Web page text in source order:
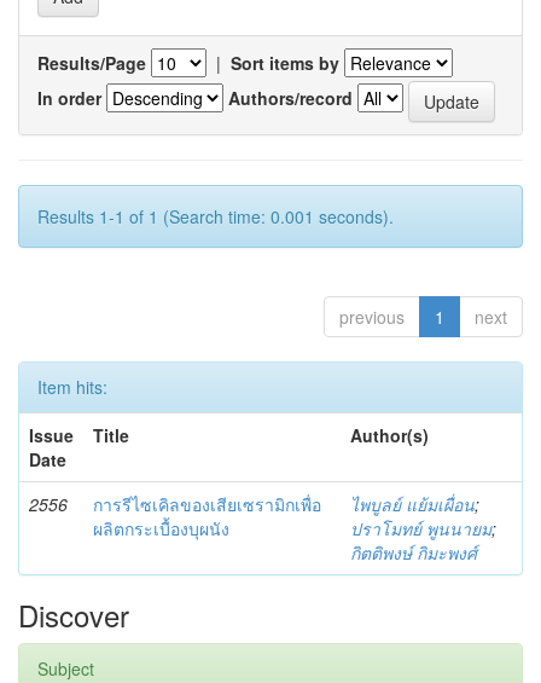
Results/Page | Sort items by
In order
Authors/record
Results 1-1 of 1 (Search time: 0.001 seconds).
previous 1 next
Item hits:
Issue
Date
Title Author(s)
2556
การรีไซเคิลของเสียเซรามิกเพื่อ
ผลิตกระเบื้องบุผนัง
ไพบูลย์ แย้มเผื่อน;
ปราโมทย์ พูนนายม;
กิตติพงษ์ กิมะพงศ์
Discover
Subject